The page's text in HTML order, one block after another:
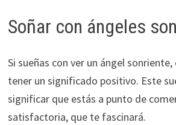
Soñar con ángeles
Si sueñas con ver un ángel
tener un significado positivo. Este
significar que estás a punto de
satisfactoria, que te fascinará.